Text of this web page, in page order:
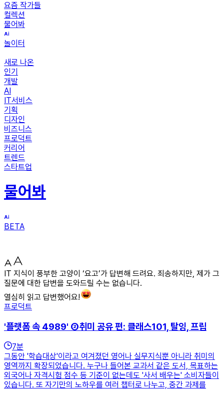
요즘 작가들
컬렉션
물어봐
놀이터
새로 나온
인기
개발
AI
IT서비스
기획
디자인
비즈니스
프로덕트
커리어
트렌드
스타트업
물어봐
BETA
IT 지식이 풍부한 고양이 ‘요고’가 답변해 드려요. 죄송하지만, 제가 그
질문에 대한 답변을 도와드릴 수는 없습니다.
열심히 읽고 답변했어요!
프로덕트
'플랫폼 속 4989' ②취미 공유 편: 클래스101, 탈잉, 프립
7분
그동안 '학습대상'이라고 여겨졌던 영어나 실무지식뿐 아니라 취미의
영역까지 확장되었습니다. 누구나 들어본 교과서 같은 도서, 목표하는
외국어나 자격시험 점수 등 기준이 없는데도 '사서 배우는' 소비자들이
있습니다. 또 자기만의 노하우를 여러 챕터로 나누고, 중간 과제를